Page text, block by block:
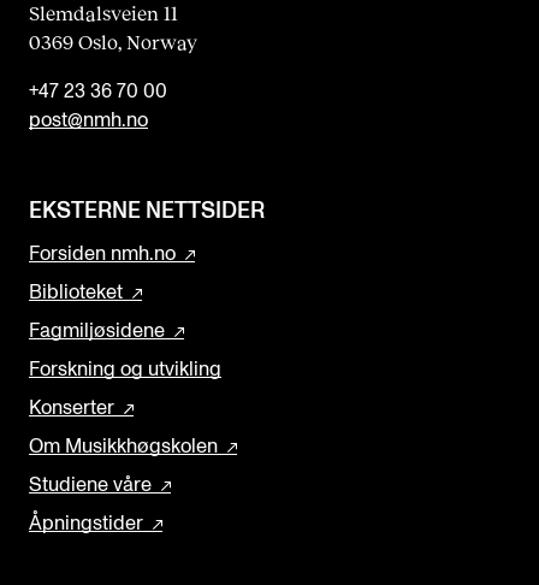
Slemdalsveien 11
0369 Oslo, Norway
+47 23 36 70 00
post@nmh.no
EKSTERNE NETTSIDER
Forsiden nmh.no
Biblioteket
Fagmiljøsidene
Forskning og utvikling
Konserter
Om Musikkhøgskolen
Studiene våre
Åpningstider